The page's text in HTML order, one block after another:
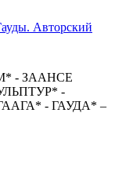
Авторский
- ЗААНСЕ
-
- ГАУДА* –